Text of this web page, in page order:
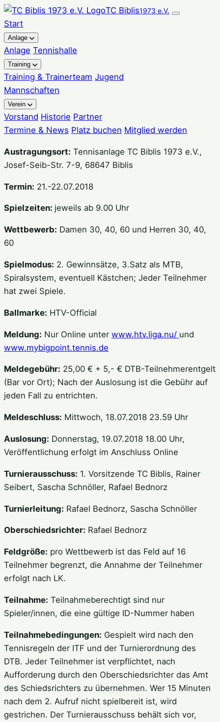
Zum
Inhalt
springen
TC Biblis1973 e.V.
Start
Anlage
Anlage Tennishalle
Training
Training & Trainerteam Jugend
Mannschaften
Verein
Vorstand Historie Partner
Termine & News Platz buchen Mitglied werden
Austragungsort: Tennisanlage TC Biblis 1973 e.V.,
Josef-Seib-Str. 7-9, 68647 Biblis
Termin: 21.-22.07.2018
Spielzeiten: jeweils ab 9.00 Uhr
Wettbewerb: Damen 30, 40, 60 und Herren 30, 40,
60
Spielmodus: 2. Gewinnsätze, 3.Satz als MTB,
Spiralsystem, eventuell Kästchen; Jeder Teilnehmer
hat zwei Spiele.
Ballmarke: HTV-Official
Meldung: Nur Online unter www.htv.liga.nu/ und
www.mybigpoint.tennis.de
Meldegebühr: 25,00 € + 5,- € DTB-Teilnehmerentgelt
(Bar vor Ort); Nach der Auslosung ist die Gebühr auf
jeden Fall zu entrichten.
Meldeschluss: Mittwoch, 18.07.2018 23.59 Uhr
Auslosung: Donnerstag, 19.07.2018 18.00 Uhr,
Veröffentlichung erfolgt im Anschluss Online
Turnierausschuss: 1. Vorsitzende TC Biblis, Rainer
Seibert, Sascha Schnöller, Rafael Bednorz
Turnierleitung: Rafael Bednorz, Sascha Schnöller
Oberschiedsrichter: Rafael Bednorz
Feldgröße: pro Wettbewerb ist das Feld auf 16
Teilnehmer begrenzt, die Annahme der Teilnehmer
erfolgt nach LK.
Teilnahme: Teilnahmeberechtigt sind nur
Spieler/innen, die eine gültige ID-Nummer haben
Teilnahmebedingungen: Gespielt wird nach den
Tennisregeln der ITF und der Turnierordnung des
DTB. Jeder Teilnehmer ist verpflichtet, nach
Aufforderung durch den Oberschiedsrichter das Amt
des Schiedsrichters zu übernehmen. Wer 15 Minuten
nach dem 2. Aufruf nicht spielbereit ist, wird
gestrichen. Der Turnierausschuss behält sich vor,